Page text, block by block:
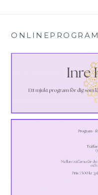
ONLINEPROGRAM